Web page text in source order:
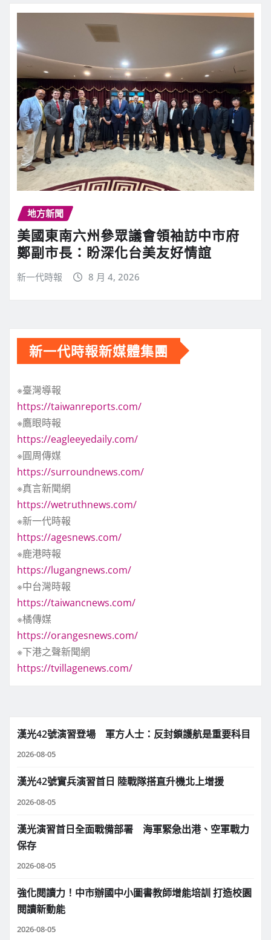
地方新聞
美國東南六州參眾議會領袖訪中市府
鄭副市長：盼深化台美友好情誼
新一代時報 8 月 4, 2026
新一代時報新媒體集團
※臺灣導報
https://taiwanreports.com/
※鷹眼時報
https://eagleeyedaily.com/
※圓周傳媒
https://surroundnews.com/
※真言新聞網
https://wetruthnews.com/
※新一代時報
https://agesnews.com/
※鹿港時報
https://lugangnews.com/
※中台灣時報
https://taiwancnews.com/
※橘傳媒
https://orangesnews.com/
※下港之聲新聞網
https://tvillagenews.com/
漢光42號演習登場 軍方人士：反封鎖護航是重要科目
2026-08-05
漢光42號實兵演習首日 陸戰隊搭直升機北上增援
2026-08-05
漢光演習首日全面戰備部署 海軍緊急出港、空軍戰力
保存
2026-08-05
強化閱讀力！中市辦國中小圖書教師增能培訓 打造校園
閱讀新動能
2026-08-05